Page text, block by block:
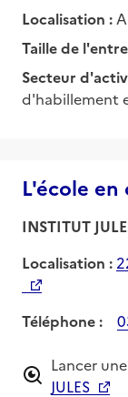
Localisation :
Taille de
Secteur
d'habillement
L'école
INSTITUT
Localisation :
Téléphone :
Lancer
JULES